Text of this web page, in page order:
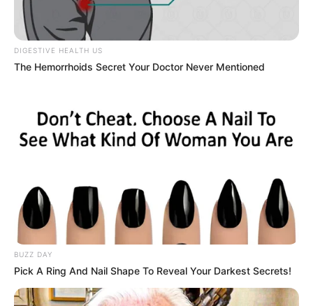
Προσθήκη το newstok.grστην Google
Ανακαλύψτε περισσότερα άρθρα στα αποτελέσματα
αναζήτησης.
DIGESTIVE HEALTH US
The Hemorrhoids Secret Your Doctor Never Mentioned
BUZZ DAY
Pick A Ring And Nail Shape To Reveal Your Darkest Secrets!